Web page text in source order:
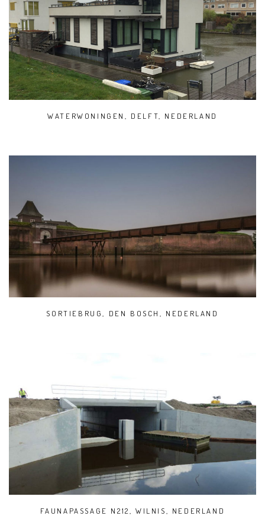
WATERWONINGEN, DELFT, NEDERLAND
SORTIEBRUG, DEN BOSCH, NEDERLAND
FAUNAPASSAGE N212, WILNIS, NEDERLAND